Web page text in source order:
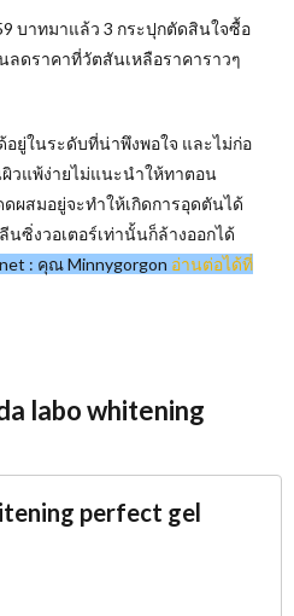
บาทมาแล้ว 3 กระปุกตัดสินใจซื้อ
ดราคาที่วัตสันเหลือราคาราวๆ
ยู่ในระดับที่น่าพึงพอใจ และไม่ก่อ
วแพ้ง่ายไม่แนะนำให้ทาตอน
ผสมอยู่จะทำให้เกิดการอุดตันได้
นซิ่งวอเตอร์เท่านั้นก็ล้างออกได้
: คุณ Minnygorgon อ่านต่อได้ที่
labo whitening
perfect gel